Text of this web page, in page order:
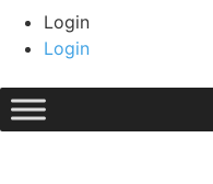
Login
Login